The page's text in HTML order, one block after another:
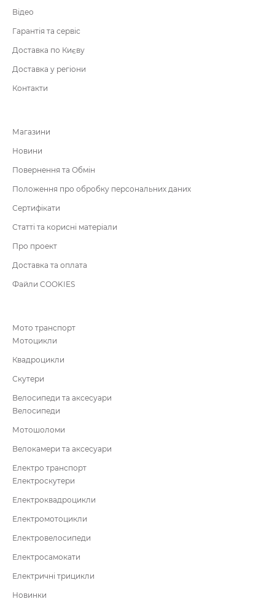
Відео
Гарантія та сервіс
Доставка по Києву
Доставка у регіони
Контакти
Магазини
Новини
Повернення та Обмін
Положення про обробку персональних даних
Сертифікати
Статті та корисні матеріали
Про проект
Доставка та оплата
Файли COOKIES
Мото транспорт
Мотоцикли
Квадроцикли
Скутери
Велосипеди та аксесуари
Велосипеди
Мотошоломи
Велокамери та аксесуари
Електро транспорт
Електроскутери
Електроквадроцикли
Електромотоцикли
Електровелосипеди
Електросамокати
Електричні трицикли
Новинки